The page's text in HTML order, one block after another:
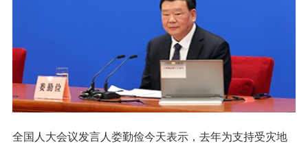
全国人大会议发言人娄勤俭今天表示，去年为支持受灾地